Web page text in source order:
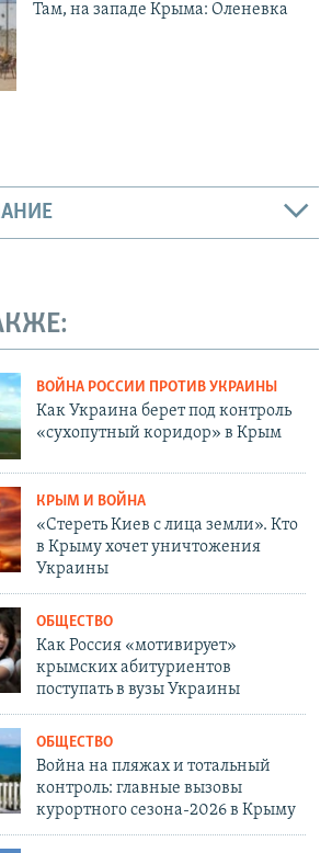
Там, на западе Крыма: Оленевка
ВОЙНА РОССИИ ПРОТИВ УКРАИНЫ
Как Украина берет под контроль
«сухопутный коридор» в Крым
КРЫМ И ВОЙНА
«Стереть Киев с лица земли». Кто
в Крыму хочет уничтожения
Украины
ОБЩЕСТВО
Как Россия «мотивирует»
крымских абитуриентов
поступать в вузы Украины
ОБЩЕСТВО
Война на пляжах и тотальный
контроль: главные вызовы
курортного сезона-2026 в Крыму